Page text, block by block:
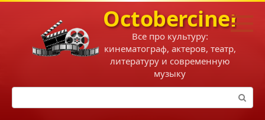
Перейти
Octobercinema
Все про культуру:
кинематограф, актеров, театр,
литературу и современную
музыку
Поиск: